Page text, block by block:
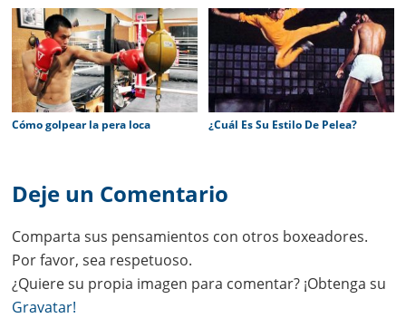
Cómo golpear la pera loca ¿Cuál Es Su Estilo De Pelea?
Interactions
Deje un Comentario
Comparta sus pensamientos con otros boxeadores.
Por favor, sea respetuoso.
¿Quiere su propia imagen para comentar? ¡Obtenga su
Gravatar!